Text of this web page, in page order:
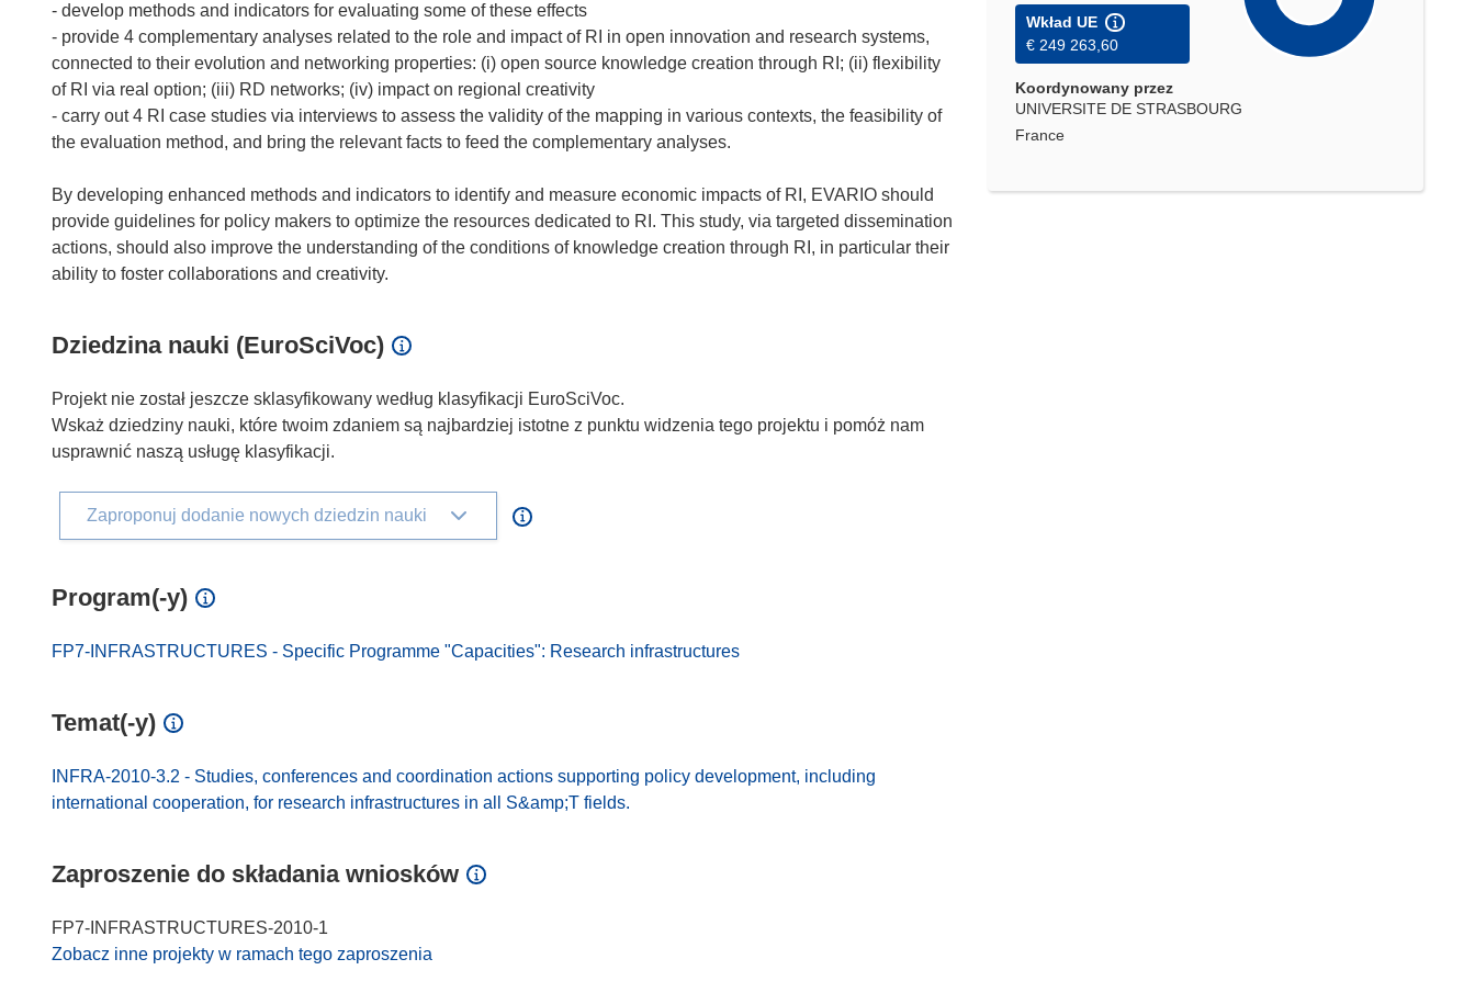
Wkład UE
€ 249 263,60
Koordynowany przez
UNIVERSITE DE STRASBOURG
France
- develop methods and indicators for evaluating some of these effects
- provide 4 complementary analyses related to the role and impact of RI in open innovation and research systems,
connected to their evolution and networking properties: (i) open source knowledge creation through RI; (ii) flexibility
of RI via real option; (iii) RD networks; (iv) impact on regional creativity
- carry out 4 RI case studies via interviews to assess the validity of the mapping in various contexts, the feasibility of
the evaluation method, and bring the relevant facts to feed the complementary analyses.
By developing enhanced methods and indicators to identify and measure economic impacts of RI, EVARIO should
provide guidelines for policy makers to optimize the resources dedicated to RI. This study, via targeted dissemination
actions, should also improve the understanding of the conditions of knowledge creation through RI, in particular their
Dziedzina nauki (EuroSciVoc)
Projekt nie został jeszcze sklasyfikowany według klasyfikacji EuroSciVoc.
Wskaż dziedziny nauki, które twoim zdaniem są najbardziej istotne z punktu widzenia tego projektu i pomóż nam
usprawnić naszą usługę klasyfikacji.
Zaproponuj dodanie nowych dziedzin nauki
Program(-y)
FP7-INFRASTRUCTURES - Specific Programme "Capacities": Research infrastructures
Temat(-y)
INFRA-2010-3.2 - Studies, conferences and coordination actions supporting policy development, including
international cooperation, for research infrastructures in all S&amp;T fields.
Zaproszenie do składania wniosków
FP7-INFRASTRUCTURES-2010-1
Zobacz inne projekty w ramach tego zaproszenia